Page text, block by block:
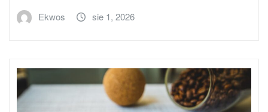
Ekwos sie 1, 2026